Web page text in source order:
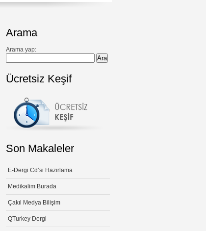
Arama
Arama yap:
Ücretsiz Keşif
Son Makaleler
E-Dergi Cd’si Hazırlama
Medikalim Burada
Çakıl Medya Bilişim
QTurkey Dergi